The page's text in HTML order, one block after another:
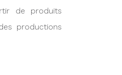
de produits
productions